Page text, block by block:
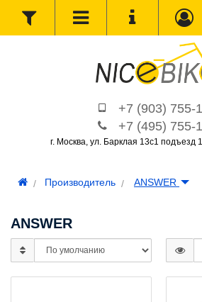
+7 (903) 755-
+7 (495) 755-
г. Москва, ул. Барклая 13с1 подъезд
Производитель ANSWER
ANSWER